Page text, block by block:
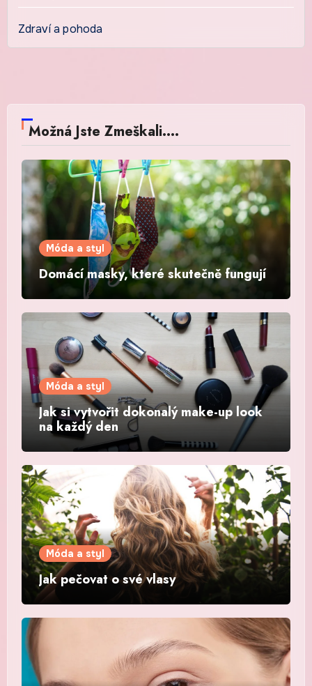
Zdraví a pohoda
Možná Jste Zmeškali....
Móda a styl
Domácí masky, které skutečně fungují
Móda a styl
Jak si vytvořit dokonalý make-up look
na každý den
Móda a styl
Jak pečovat o své vlasy